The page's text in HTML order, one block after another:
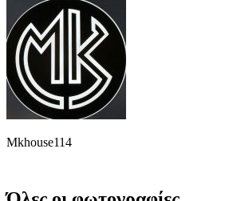
Mkhouse114